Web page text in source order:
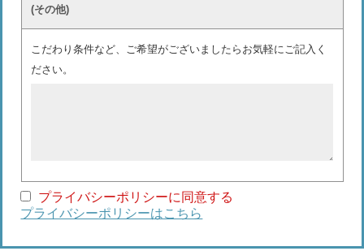
(その他)
こだわり条件など、ご希望がございましたらお気軽にご記入く
ださい。
プライバシーポリシーに同意する
プライバシーポリシーはこちら